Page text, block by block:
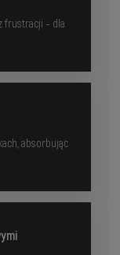
frustracji – dla
absorbując